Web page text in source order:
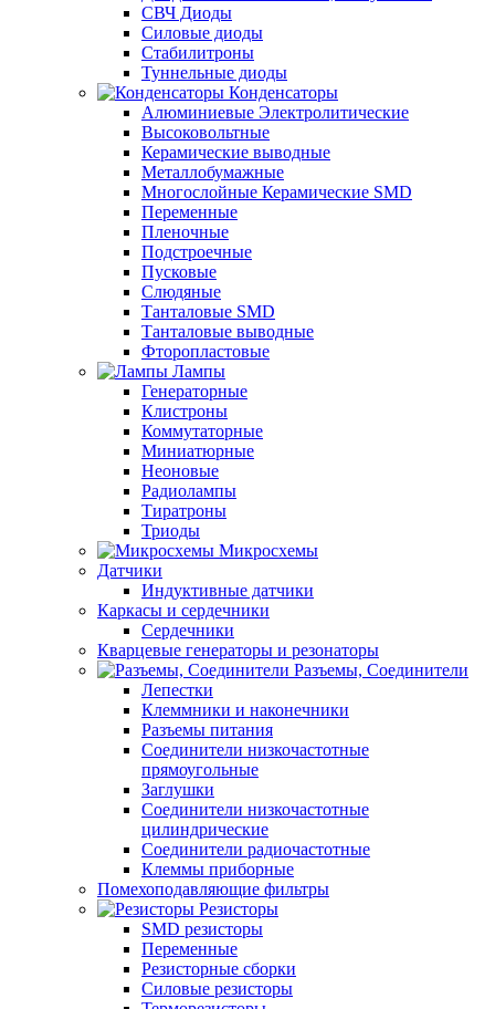
СВЧ Диоды
Силовые диоды
Стабилитроны
Туннельные диоды
Конденсаторы
Алюминиевые Электролитические
Высоковольтные
Керамические выводные
Металлобумажные
Многослойные Керамические SMD
Переменные
Пленочные
Подстроечные
Пусковые
Слюдяные
Танталовые SMD
Танталовые выводные
Фторопластовые
Лампы
Генераторные
Клистроны
Коммутаторные
Миниатюрные
Неоновые
Радиолампы
Тиратроны
Триоды
Микросхемы
Датчики
Индуктивные датчики
Каркасы и сердечники
Сердечники
Кварцевые генераторы и резонаторы
Разъемы, Соединители
Лепестки
Клеммники и наконечники
Разъемы питания
Соединители низкочастотные
прямоугольные
Заглушки
Соединители низкочастотные
цилиндрические
Соединители радиочастотные
Клеммы приборные
Помехоподавляющие фильтры
Резисторы
SMD резисторы
Переменные
Резисторные сборки
Силовые резисторы